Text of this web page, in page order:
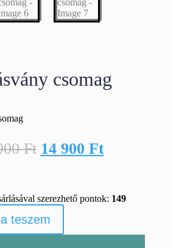
csomag
Ft Original
17
900 Ft.
14 900 FtCurrent
14
szerezhető pontok: 149
teszem